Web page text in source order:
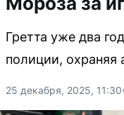
Гретта уже два
полиции, охраняя
25 декабря, 2025, 11:30